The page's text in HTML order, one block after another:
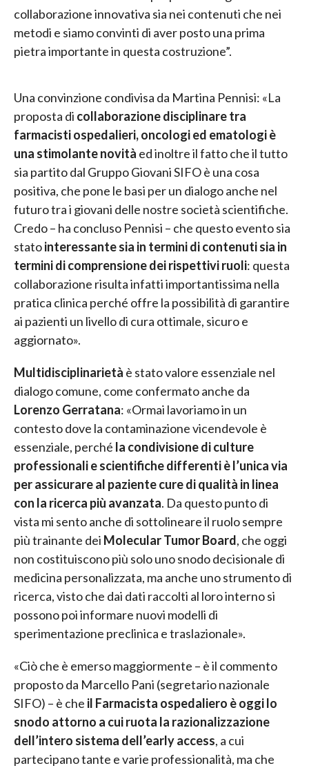
collaborazione innovativa sia nei contenuti che nei
metodi e siamo convinti di aver posto una prima
pietra importante in questa costruzione”.
Una convinzione condivisa da Martina Pennisi: «La
proposta di collaborazione disciplinare tra
farmacisti ospedalieri, oncologi ed ematologi è
una stimolante novità ed inoltre il fatto che il tutto
sia partito dal Gruppo Giovani SIFO è una cosa
positiva, che pone le basi per un dialogo anche nel
futuro tra i giovani delle nostre società scientifiche.
Credo – ha concluso Pennisi – che questo evento sia
statointeressante sia in termini di contenuti sia in
termini di comprensione dei rispettivi ruoli: questa
collaborazione risulta infatti importantissima nella
pratica clinica perché offre la possibilità di garantire
ai pazienti un livello di cura ottimale, sicuro e
aggiornato».
Multidisciplinarietà è stato valore essenziale nel
dialogo comune, come confermato anche da
Lorenzo Gerratana: «Ormai lavoriamo in un
contesto dove la contaminazione vicendevole è
essenziale, perché la condivisione di culture
professionali e scientifiche differenti è l’unica via
per assicurare al paziente cure di qualità in linea
con la ricerca più avanzata. Da questo punto di
vista mi sento anche di sottolineare il ruolo sempre
più trainante dei Molecular Tumor Board, che oggi
non costituiscono più solo uno snodo decisionale di
medicina personalizzata, ma anche uno strumento di
ricerca, visto che dai dati raccolti al loro interno si
possono poi informare nuovi modelli di
sperimentazione preclinica e traslazionale».
«Ciò che è emerso maggiormente – è il commento
proposto da Marcello Pani (segretario nazionale
SIFO) – è che il Farmacista ospedaliero è oggi lo
snodo attorno a cui ruota la razionalizzazione
dell’intero sistema dell’early access, a cui
partecipano tante e varie professionalità, ma che